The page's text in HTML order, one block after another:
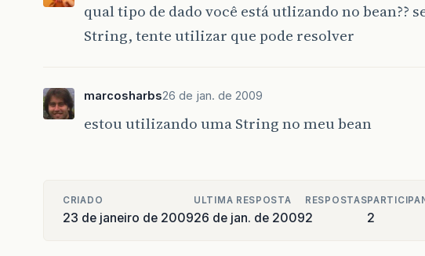
qual tipo de dado você está utlizando no bean??
String, tente utilizar que pode resolver
marcosharbs26 de jan. de 2009
estou utilizando uma String no meu bean
CRIADO
23 de janeiro de 2009
ULTIMA RESPOSTA
26 de jan. de 2009
RESPOSTAS
2 2